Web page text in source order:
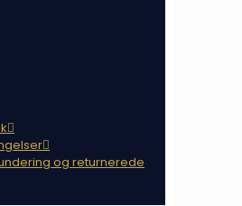
og returnerede